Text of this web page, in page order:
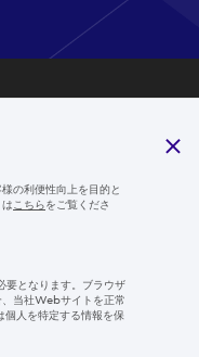
の利便性向上を目的と
こちらをご覧くださ
要となります。ブラウザ
当社Webサイトを正常
個人を特定する情報を保